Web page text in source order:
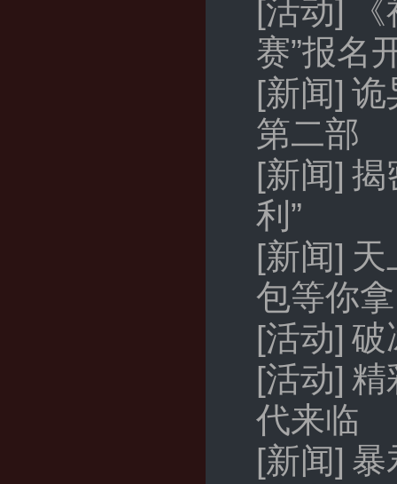
[活动]
赛”报名
[新闻] 诡
第二部
[新闻] 揭
利”
[新闻] 天
包等你拿
[活动] 破
[活动] 精
代来临
[新闻] 暴